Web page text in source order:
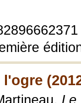
l'ogre
Le